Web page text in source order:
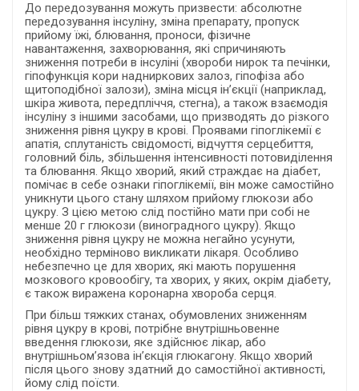
До передозування можуть призвести: абсолютне
передозування інсуліну, зміна препарату, пропуск
прийому їжі, блювання, проноси, фізичне
навантаження, захворювання, які спричиняють
зниження потреби в інсуліні (хвороби нирок та печінки,
гіпофункція кори надниркових залоз, гіпофіза або
щитоподібної залози), зміна місця ін’єкції (наприклад,
шкіра живота, передпліччя, стегна), а також взаємодія
інсуліну з іншими засобами, що призводять до різкого
зниження рівня цукру в крові. Проявами гіпоглікемії є
апатія, сплутаність свідомості, відчуття серцебиття,
головний біль, збільшення інтенсивності потовиділення
та блювання. Якщо хворий, який страждає на діабет,
помічає в себе ознаки гіпоглікемії, він може самостійно
уникнути цього стану шляхом прийому глюкози або
цукру. З цією метою слід постійно мати при собі не
менше 20 г глюкози (виноградного цукру). Якщо
зниження рівня цукру не можна негайно усунути,
необхідно терміново викликати лікаря. Особливо
небезпечно це для хворих, які мають порушення
мозкового кровообігу, та хворих, у яких, окрім діабету,
є також виражена коронарна хвороба серця.
При більш тяжких станах, обумовлених зниженням
рівня цукру в крові, потрібне внутрішньовенне
введення глюкози, яке здійснює лікар, або
внутрішньом’язова ін’єкція глюкагону. Якщо хворий
після цього знову здатний до самостійної активності,
йому слід поїсти.